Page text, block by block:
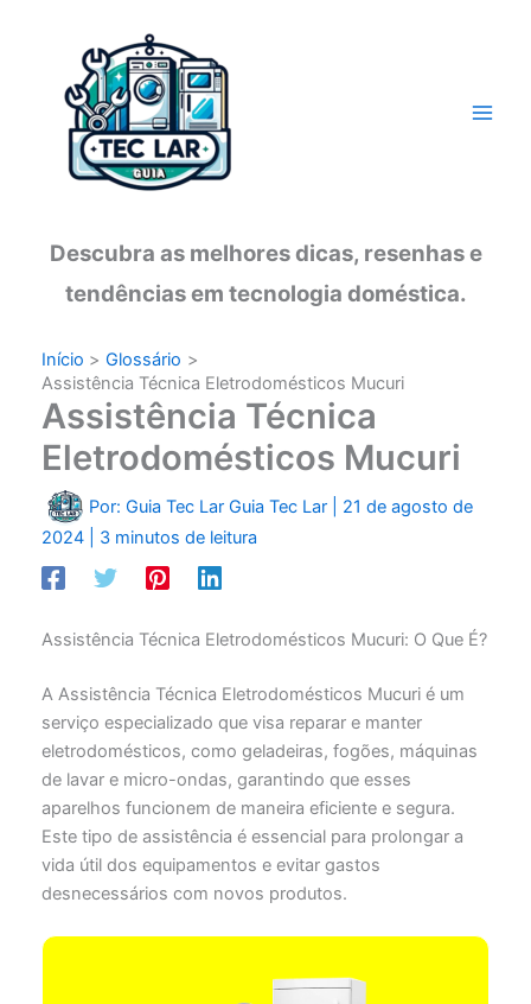
conteúdo
Descubra as melhores dicas, resenhas e
tendências em tecnologia doméstica.
Início
Glossário
Assistência Técnica Eletrodomésticos Mucuri
Assistência Técnica
Eletrodomésticos Mucuri
Por: Guia Tec Lar Guia Tec Lar
21 de agosto de
2024
3 minutos de leitura
Assistência Técnica Eletrodomésticos Mucuri: O Que É?
A Assistência Técnica Eletrodomésticos Mucuri é um
serviço especializado que visa reparar e manter
eletrodomésticos, como geladeiras, fogões, máquinas
de lavar e micro-ondas, garantindo que esses
aparelhos funcionem de maneira eficiente e segura.
Este tipo de assistência é essencial para prolongar a
vida útil dos equipamentos e evitar gastos
desnecessários com novos produtos.